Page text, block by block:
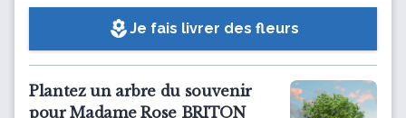
local_floristJe fais livrer des fleurs
Plantez un arbre du souvenir
pour Madame Rose BRITON